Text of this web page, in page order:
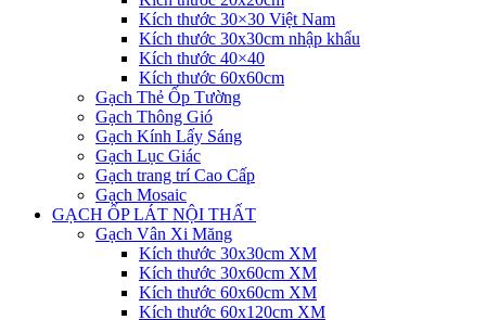
Kích thước 30×30 Việt Nam
Kích thước 30x30cm nhập khẩu
Kích thước 40×40
Kích thước 60x60cm
Gạch Thẻ Ốp Tường
Gạch Thông Gió
Gạch Kính Lấy Sáng
Gạch Lục Giác
Gạch trang trí Cao Cấp
Gạch Mosaic
GẠCH ỐP LÁT NỘI THẤT
Gạch Vân Xi Măng
Kích thước 30x30cm XM
Kích thước 30x60cm XM
Kích thước 60x60cm XM
Kích thước 60x120cm XM